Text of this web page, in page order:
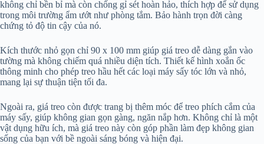
không chỉ bền bỉ mà còn chống gỉ sét hoàn hảo, thích hợp để sử dụng
trong môi trường ẩm ướt như phòng tắm. Bảo hành trọn đời càng
chứng tỏ độ tin cậy của nó.
Kích thước nhỏ gọn chỉ 90 x 100 mm giúp giá treo dễ dàng gắn vào
tường mà không chiếm quá nhiều diện tích. Thiết kế hình xoắn ốc
thông minh cho phép treo hầu hết các loại máy sấy tóc lớn và nhỏ,
mang lại sự thuận tiện tối đa.
Ngoài ra, giá treo còn được trang bị thêm móc để treo phích cắm của
máy sấy, giúp không gian gọn gàng, ngăn nắp hơn. Không chỉ là một
vật dụng hữu ích, mà giá treo này còn góp phần làm đẹp không gian
sống của bạn với bề ngoài sáng bóng và hiện đại.